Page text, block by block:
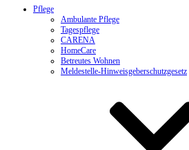
Pflege
Ambulante Pflege
Tagespflege
CARENA
HomeCare
Betreutes Wohnen
Meldestelle-Hinweisgeberschutzgesetz